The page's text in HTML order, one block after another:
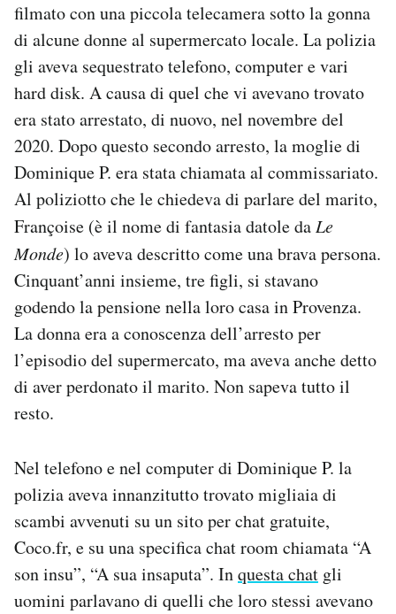
filmato con una piccola telecamera sotto la gonna
di alcune donne al supermercato locale. La polizia
gli aveva sequestrato telefono, computer e vari
hard disk. A causa di quel che vi avevano trovato
era stato arrestato, di nuovo, nel novembre del
2020. Dopo questo secondo arresto, la moglie di
Dominique P. era stata chiamata al commissariato.
Al poliziotto che le chiedeva di parlare del marito,
Françoise (è il nome di fantasia datole daLe
Monde) lo aveva descritto come una brava persona.
Cinquant’anni insieme, tre figli, si stavano
godendo la pensione nella loro casa in Provenza.
La donna era a conoscenza dell’arresto per
l’episodio del supermercato, ma aveva anche detto
di aver perdonato il marito. Non sapeva tutto il
resto.
Nel telefono e nel computer di Dominique P. la
polizia aveva innanzitutto trovato migliaia di
scambi avvenuti su un sito per chat gratuite,
Coco.fr, e su una specifica chat room chiamata “A
son insu”, “A sua insaputa”. Inquesta chat gli
uomini parlavano di quelli che loro stessi avevano